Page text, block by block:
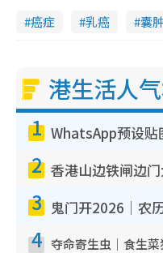
癌症 乳癌 囊
港生活人
1
2
3
4